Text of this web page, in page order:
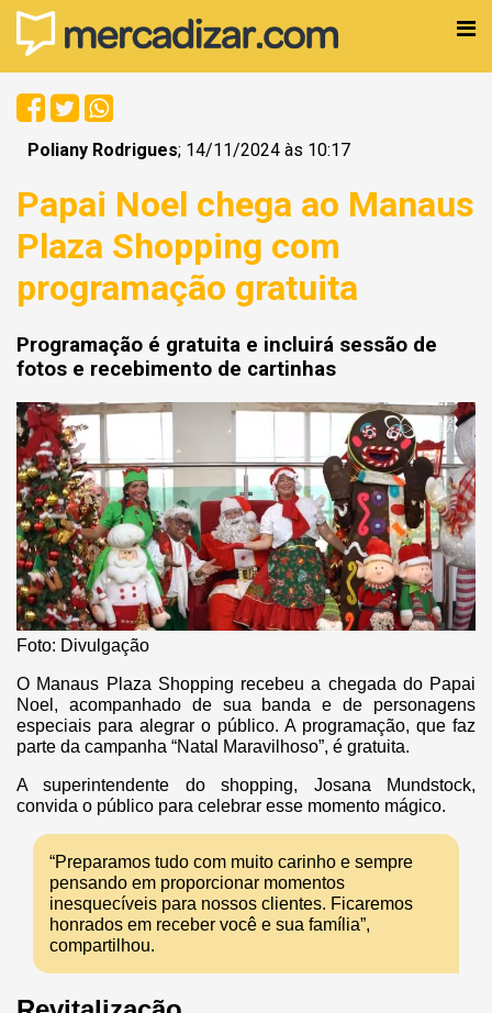
Poliany Rodrigues; 14/11/2024 às 10:17
Papai Noel chega ao Manaus
Plaza Shopping com
programação gratuita
Programação é gratuita e incluirá sessão de
fotos e recebimento de cartinhas
Foto: Divulgação
O Manaus Plaza Shopping recebeu a chegada do Papai
Noel, acompanhado de sua banda e de personagens
especiais para alegrar o público. A programação, que faz
parte da campanha “Natal Maravilhoso”, é gratuita.
A superintendente do shopping, Josana Mundstock,
convida o público para celebrar esse momento mágico.
“Preparamos tudo com muito carinho e sempre
pensando em proporcionar momentos
inesquecíveis para nossos clientes. Ficaremos
honrados em receber você e sua família”,
compartilhou.